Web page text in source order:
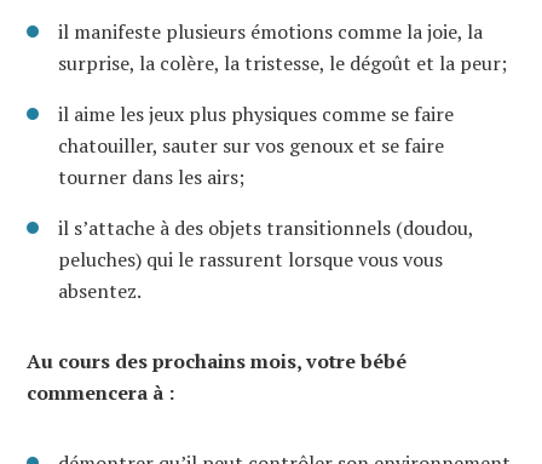
il manifeste plusieurs émotions comme la joie, la
surprise, la colère, la tristesse, le dégoût et la peur;
il aime les jeux plus physiques comme se faire
chatouiller, sauter sur vos genoux et se faire
tourner dans les airs;
il s’attache à des objets transitionnels (doudou,
peluches) qui le rassurent lorsque vous vous
absentez.
Au cours des prochains mois, votre bébé
commencera à :